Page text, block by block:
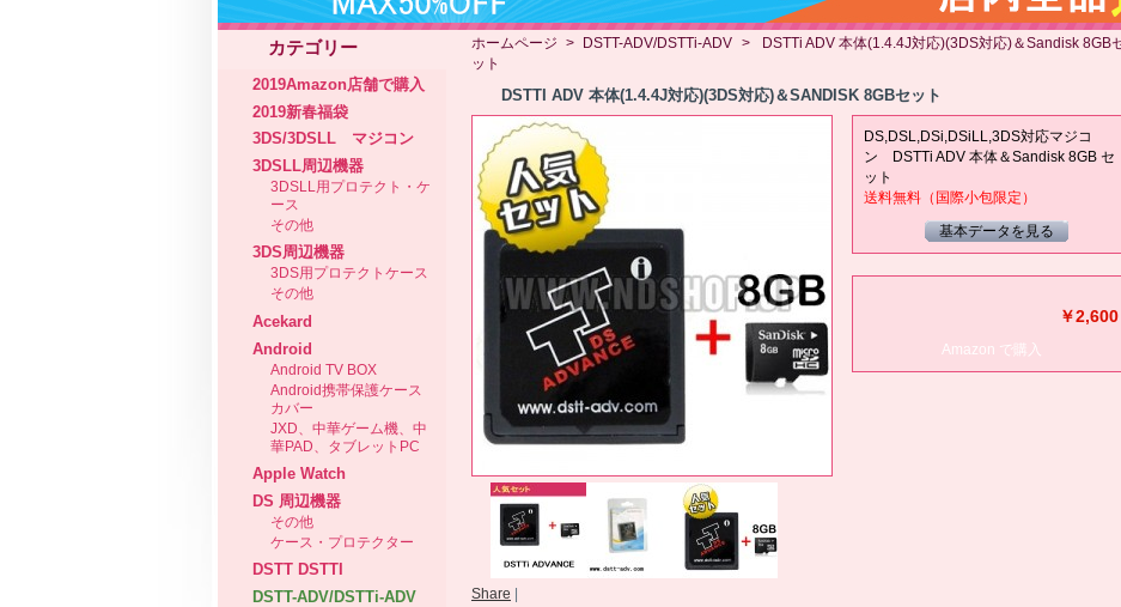
カテゴリー
2019Amazon店舗で購入
2019新春福袋
3DS/3DSLL マジコン
3DSLL周辺機器
3DSLL用プロテクト・ケ
ース
その他
3DS周辺機器
3DS用プロテクトケース
その他
Acekard
Android
Android TV BOX
Android携帯保護ケース
カバー
JXD、中華ゲーム機、中
華PAD、タブレットPC
Apple Watch
DS 周辺機器
その他
ケース・プロテクター
DSTT DSTTI
DSTT-ADV/DSTTi-ADV
ホームページ > DSTT-ADV/DSTTi-ADV >
DSTTi ADV 本体(1.4.4J対応)(3DS対応)＆Sandisk 8GB
ット
DSTTI ADV 本体(1.4.4J対応)(3DS対応)＆SANDISK 8GBセット
Share
DS,DSL,DSi,DSiLL,3DS対応マジコ
ン DSTTi ADV 本体＆Sandisk 8GB セ
ット
送料無料（国際小包限定）
基本データを見る
￥2,600
Amazon で購入